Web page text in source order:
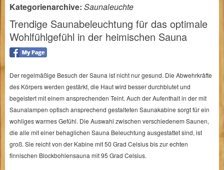
Kategorienarchive: Saunaleuchte
Trendige Saunabeleuchtung für das optimale
Wohlfühlgefühl in der heimischen Sauna
Der regelmäßige Besuch der Sauna ist nicht nur gesund. Die Abwehrkräfte
des Körpers werden gestärkt, die Haut wird besser durchblutet und
begeistert mit einem ansprechenden Teint. Auch der Aufenthalt in der mit
Saunalampen optisch ansprechend gestalteten Saunakabine sorgt für ein
wohliges warmes Gefühl. Die Auswahl zwischen verschiedenem Saunen,
die alle mit einer behaglichen Sauna Beleuchtung ausgestattet sind, ist
groß. Sie reicht von der Kabine mit 50 Grad Celsius bis zur echten
finnischen Blockbohlensauna mit 95 Grad Celsius.